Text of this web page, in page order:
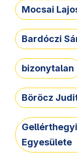
Mocsai
Bardóczi
bizonytalan
Böröcz
Egyesülete